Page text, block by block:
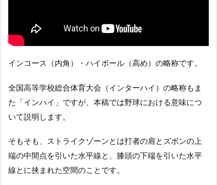
インコース（内角）・ハイボール（高め）の略称です。
全国高等学校総合体育大会（インターハイ）の略称もま
た「インハイ」ですが、本稿では野球における意味につ
いて説明します。
そもそも、ストライクゾーンとは打者の肩とズボンの上
端の中間点を引いた水平線と、膝頭の下端を引いた水平
線とに挟まれた空間のことです。